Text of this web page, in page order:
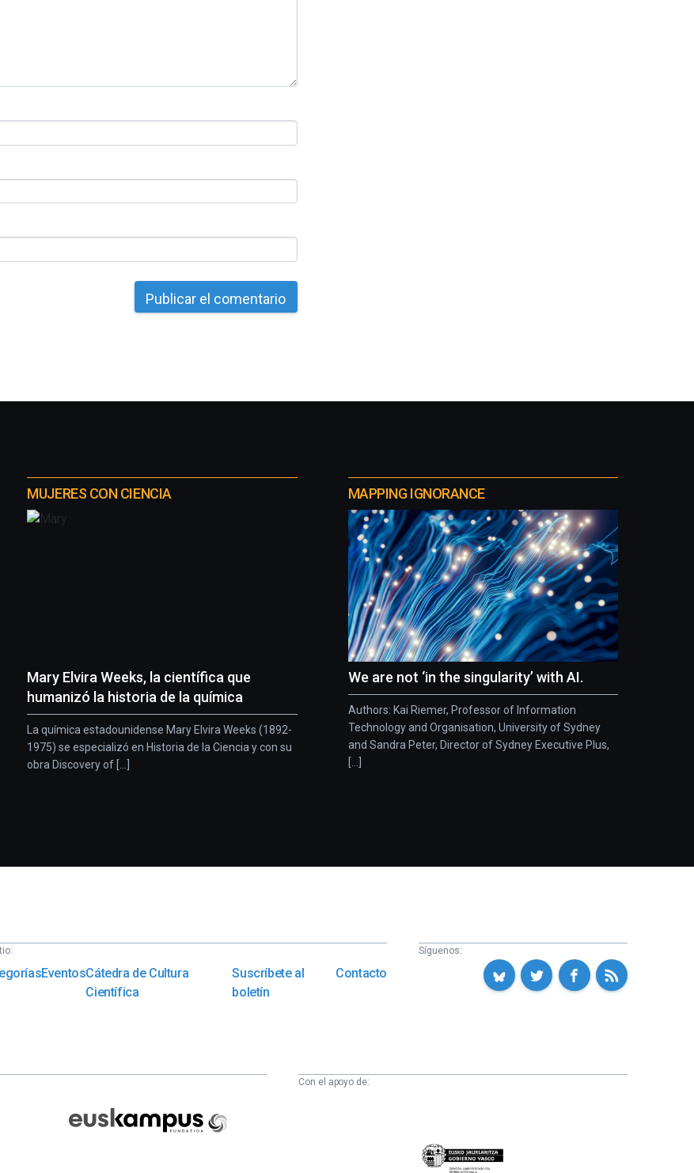
MUJERES CON CIENCIA
Mary Elvira Weeks, la científica que
humanizó la historia de la química
La química estadounidense Mary Elvira Weeks (1892-
1975) se especializó en Historia de la Ciencia y con su
obra Discovery of [...]
MAPPING IGNORANCE
We are not ‘in the singularity’ with AI.
Authors: Kai Riemer, Professor of Information
Technology and Organisation, University of Sydney
and Sandra Peter, Director of Sydney Executive Plus,
[...]
EventosCátedra de Cultura
Científica
Suscríbete al
boletín
Contacto
Síguenos:
Fundazioa
Con el apoyo de:
Eusko